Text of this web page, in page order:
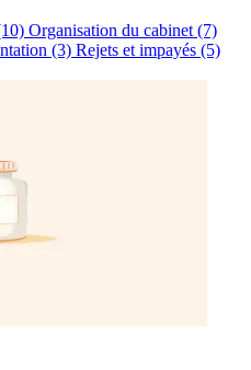
Organisation du cabinet (7)
(3) Rejets et impayés (5)